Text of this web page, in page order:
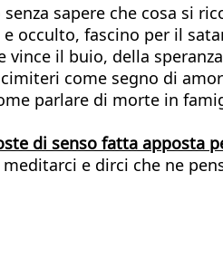
sapere che cosa si
occulto, fascino per il
il buio, della
come segno di
parlare di morte in
di senso fatta apposta
e dirci che ne